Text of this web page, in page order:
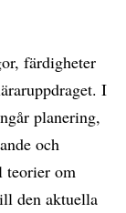
färdigheter
I
planering,
och
teorier om
den aktuella